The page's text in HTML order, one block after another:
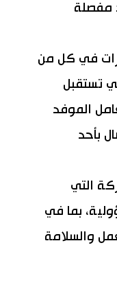
مفصلة
في كل من
تستقبل
الموفد
بأحد
التي
بما في
والسلامة